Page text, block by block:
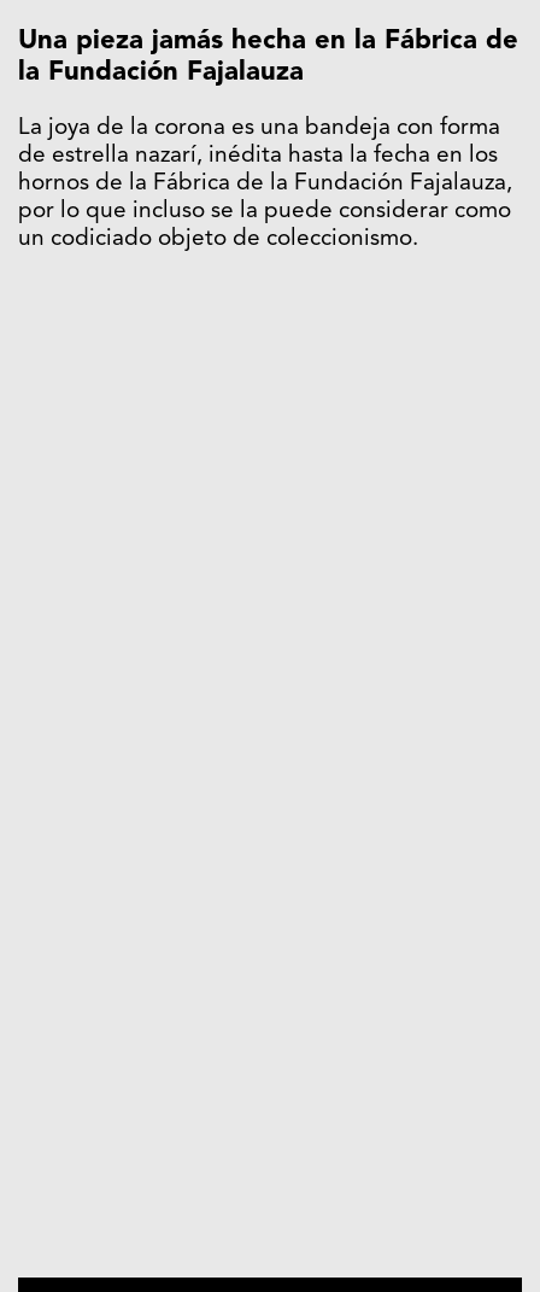
Una pieza jamás hecha en la Fábrica de
la Fundación Fajalauza
La joya de la corona es una bandeja con forma
de estrella nazarí, inédita hasta la fecha en los
hornos de la Fábrica de la Fundación Fajalauza,
por lo que incluso se la puede considerar como
un codiciado objeto de coleccionismo.